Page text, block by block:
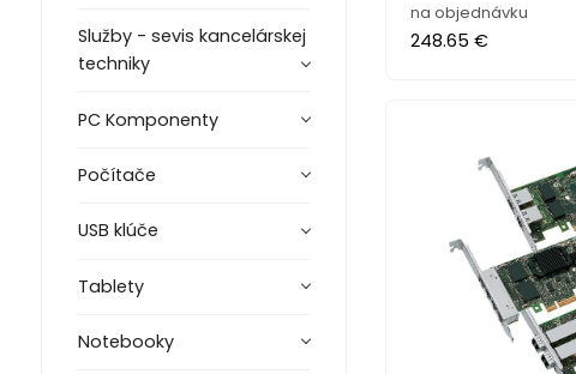
Služby - sevis kancelárskej
techniky
PC Komponenty
Počítače
USB klúče
Tablety
Notebooky
na objednávku
248.65 €